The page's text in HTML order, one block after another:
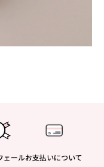
ェールお支払いについて